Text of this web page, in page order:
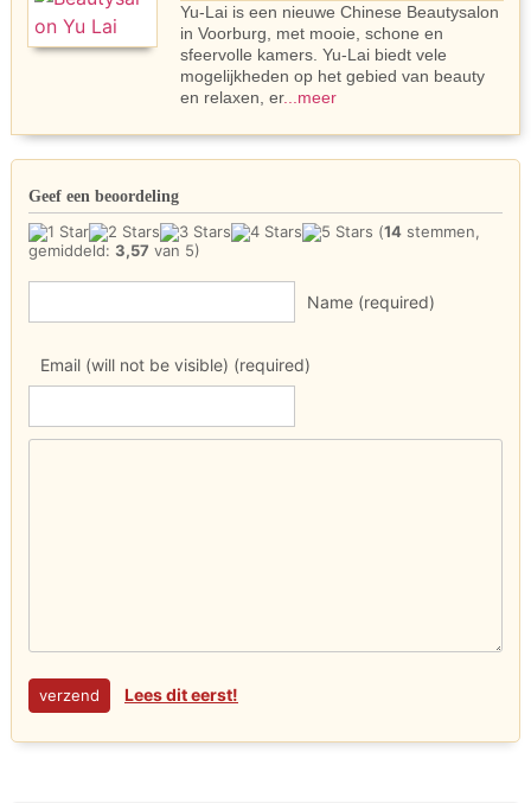
Yu-Lai is een nieuwe Chinese Beautysalon
in Voorburg, met mooie, schone en
sfeervolle kamers. Yu-Lai biedt vele
mogelijkheden op het gebied van beauty
en relaxen, er...meer
Geef een beoordeling
(14 stemmen,
gemiddeld: 3,57 van 5)
Name (required)
Email (will not be visible) (required)
Lees dit eerst!